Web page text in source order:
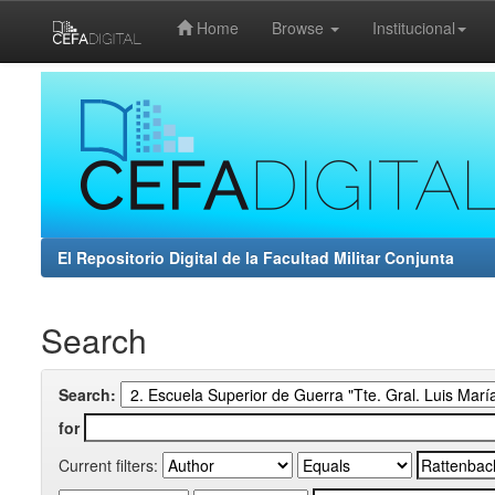
Home Browse Institucional
El Repositorio Digital de la Facultad Militar Conjunta
Search
Search:
for
Current filters: